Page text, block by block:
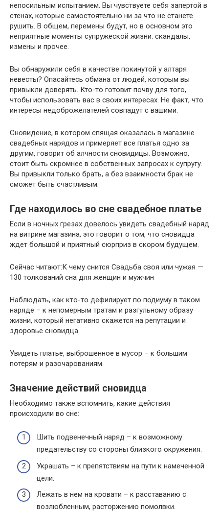
непосильным испытанием. Вы чувствуете себя запертой в
стенах, которые самостоятельно ни за что не станете
рушить. В общем, перемены будут, но в основном это
неприятные моменты супружеской жизни: скандалы,
измены и прочее.
Вы обнаружили себя в качестве покинутой у алтаря
невесты? Опасайтесь обмана от людей, которым вы
привыкли доверять. Кто-то готовит почву для того,
чтобы использовать вас в своих интересах. Не факт, что
интересы недоброжелателей совпадут с вашими.
Сновидение, в котором спящая оказалась в магазине
свадебных нарядов и примеряет все платья одно за
другим, говорит об алчности сновидицы. Возможно,
стоит быть скромнее в собственных запросах к супругу.
Вы привыкли только брать, а без взаимности брак не
сможет быть счастливым.
Где находилось во сне свадебное платье
Если в ночных грезах довелось увидеть свадебный наряд
на витрине магазина, это говорит о том, что сновидца
ждет большой и приятный сюрприз в скором будущем.
Сейчас читают:К чему снится Свадьба своя или чужая —
130 толкований сна для женщин и мужчин
Наблюдать, как кто-то дефилирует по подиуму в таком
наряде – к непомерным тратам и разгульному образу
жизни, который негативно скажется на репутации и
здоровье сновидца.
Увидеть платье, выброшенное в мусор – к большим
потерям и разочарованиям.
Значение действий сновидца
Необходимо также вспомнить, какие действия
происходили во сне:
Шить подвенечный наряд – к возможному
предательству со стороны близкого окружения.
Украшать – к препятствиям на пути к намеченной
цели.
Лежать в нем на кровати – к расставанию с
возлюбленным, расторжению помолвки.